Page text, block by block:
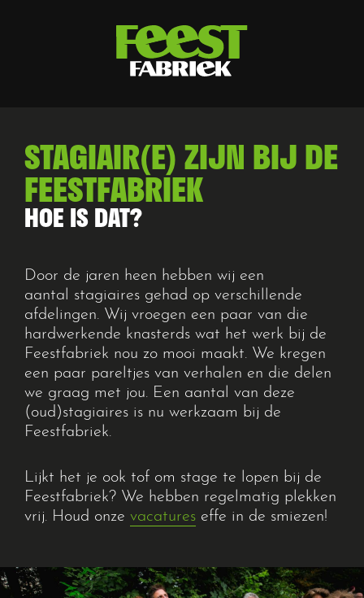
Algemene voorwaarden
Privacyverklaring
Disclaimer
STAGIAIR(E) ZIJN BIJ DE
FEESTFABRIEK
HOE IS DAT?
Door de jaren heen hebben wij een
aantal stagiaires gehad op verschillende
afdelingen. Wij vroegen een paar van die
hardwerkende knasterds wat het werk bij de
Feestfabriek nou zo mooi maakt. We kregen
een paar pareltjes van verhalen en die delen
we graag met jou. Een aantal van deze
(oud)stagiaires is nu werkzaam bij de
Feestfabriek.
Lijkt het je ook tof om stage te lopen bij de
Feestfabriek? We hebben regelmatig plekken
vrij. Houd onze vacatures effe in de smiezen!